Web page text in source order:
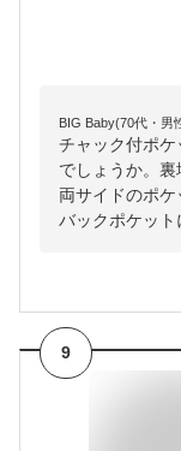
BIG Baby(70代・男
チャック付ポ
でしょうか。裏
両サイドのポケ
バックポケット
9